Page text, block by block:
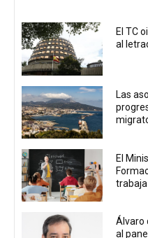
El TC
al
Las
El
trabaja
Álvaro
al